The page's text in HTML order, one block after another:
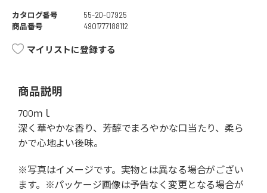
カタログ番号
55-20-07925
商品番号
4901777188112
マイリストに登録する
商品説明
700ｍｌ
深く華やかな香り、芳醇でまろやかな口当たり、柔ら
かで心地よい後味。
※写真はイメージです。実物とは異なる場合がござい
ます。※パッケージ画像は予告なく変更となる場合が